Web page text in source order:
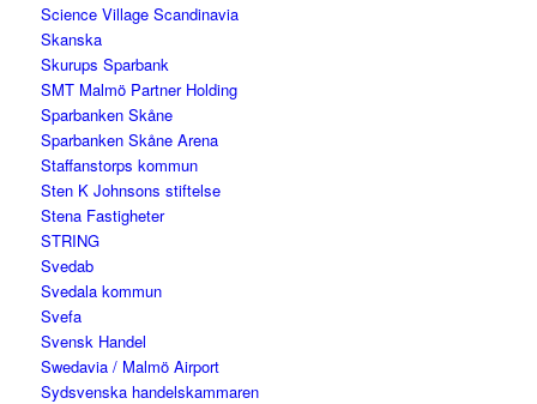
Science Village Scandinavia
Skanska
Skurups Sparbank
SMT Malmö Partner Holding
Sparbanken Skåne
Sparbanken Skåne Arena
Staffanstorps kommun
Sten K Johnsons stiftelse
Stena Fastigheter
STRING
Svedab
Svedala kommun
Svefa
Svensk Handel
Swedavia / Malmö Airport
Sydsvenska handelskammaren